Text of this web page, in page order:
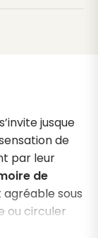
jusque
de
par leur
de
sous
ou circuler
véritable